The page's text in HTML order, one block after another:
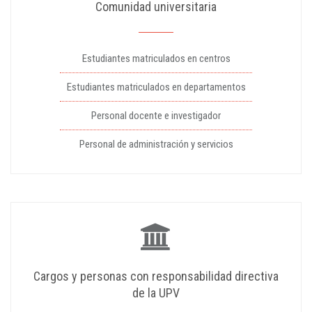
Comunidad universitaria
Estudiantes matriculados en centros
Estudiantes matriculados en departamentos
Personal docente e investigador
Personal de administración y servicios
Cargos y personas con responsabilidad directiva
de la UPV